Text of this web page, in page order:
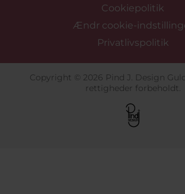
Cookiepolitik
Ændr cookie-
Privatlivspolitik
Copyright © 2026 Pind J. Design
rettigheder forbeholdt.